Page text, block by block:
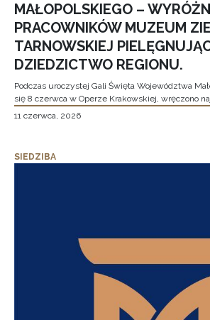
MAŁOPOLSKIEGO –
PRACOWNIKÓW MUZEUM
TARNOWSKIEJ
DZIEDZICTWO REGIONU.
Podczas uroczystej Gali Święta Województwa
się 8 czerwca w Operze Krakowskiej, wręczono
11 czerwca, 2026
SIEDZIBA